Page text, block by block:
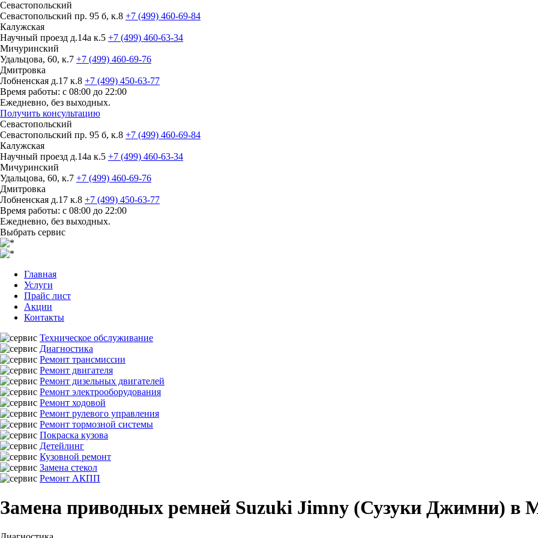
Севастопольский
Севастопольский пр. 95 б, к.8 +7 (499) 460-69-84
Калужская
Научный проезд д.14а к.5 +7 (499) 460-63-34
Мичуринский
Удальцова, 60, к.7 +7 (499) 460-69-76
Дмитровка
Лобненская д.17 к.8 +7 (499) 450-63-77
Время работы: с 08:00 до 22:00
Ежедневно, без выходных.
Получить консультацию
Севастопольский
Севастопольский пр. 95 б, к.8 +7 (499) 460-69-84
Калужская
Научный проезд д.14а к.5 +7 (499) 460-63-34
Мичуринский
Удальцова, 60, к.7 +7 (499) 460-69-76
Дмитровка
Лобненская д.17 к.8 +7 (499) 450-63-77
Время работы: с 08:00 до 22:00
Ежедневно, без выходных.
Выбрать сервис
Главная
Услуги
Прайс лист
Акции
Контакты
Техническое обслуживание
Диагностика
Ремонт трансмиссии
Ремонт двигателя
Ремонт дизельных двигателей
Ремонт электрооборудования
Ремонт ходовой
Ремонт рулевого управления
Ремонт тормозной системы
Покраска кузова
Детейлинг
Кузовной ремонт
Замена стекол
Ремонт АКПП
Замена приводных ремней Suzuki Jimny (Сузуки Джимни) в